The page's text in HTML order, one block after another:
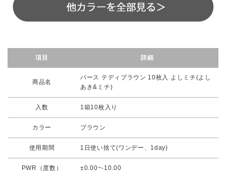
項目 詳細
商品名
パース テディブラウン 10枚入 よしミチ(よし
あき&ミチ)
入数 1箱10枚入り
カラー ブラウン
使用期間 1日使い捨て(ワンデー、1day)
PWR（度数） ±0.00~-10.00